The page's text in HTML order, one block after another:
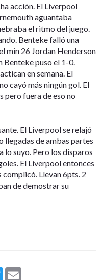
acción. El Liverpool
aguantaba
el ritmo del juego.
Benteke falló una
min 26 Jordan Henderson
Benteke puso el 1-0.
en semana. El
cayó más ningún gol. El
pero fuera de eso no
El Liverpool se relajó
llegadas de ambas partes
lo suyo. Pero los disparos
El Liverpool entonces
complicó. Llevan 6pts. 2
de demostrar su
Twitter